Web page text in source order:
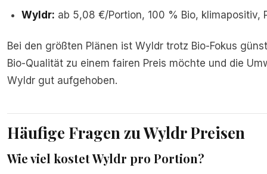
Wyldr: ab 5,08 €/Portion, 100 % Bio, klimapositiv,
Bei den größten Plänen ist Wyldr trotz Bio-Fokus
Bio-Qualität zu einem fairen Preis möchte und die
Wyldr gut aufgehoben.
Häufige Fragen zu Wyldr Preisen
Wie viel kostet Wyldr pro Portion?